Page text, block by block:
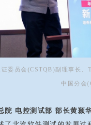
证委员会(CSTQB)副理事长
中国分会
院 电控测试部 部长黄颍